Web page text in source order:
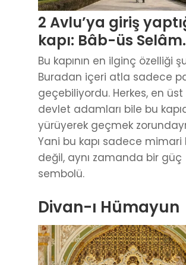
2 Avlu’ya giriş
kapı: Bâb-üs Selâm.
Bu kapının en ilginç özelliği
Buradan içeri atla sadece
geçebiliyordu. Herkes, en
devlet adamları bile bu
yürüyerek geçmek
Yani bu kapı sadece mimari
değil, aynı zamanda bir güç
sembolü.
Divan-ı Hümayun